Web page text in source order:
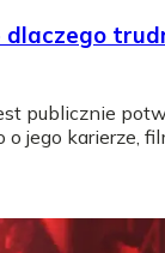
publicznie
o jego karierze,